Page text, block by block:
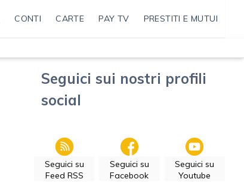
CONTI CARTE PAY TV PRESTITI E MUTUI
Seguici sui nostri profili
social
Seguici su
Feed RSS
Seguici su
Facebook
Seguici su
Youtube